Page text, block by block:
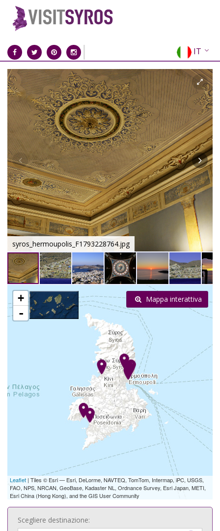
IT
EN
EL
FR
DE
ES
RU
CN
syros_hermoupolis_F1793228764.jpg
+
-
Leaflet | Tiles © Esri — Esri, DeLorme, NAVTEQ, TomTom, Intermap, iPC, USGS,
FAO, NPS, NRCAN, GeoBase, Kadaster NL, Ordnance Survey, Esri Japan, METI,
Esri China (Hong Kong), and the GIS User Community
Mappa interattiva
Scegliere destinazione: